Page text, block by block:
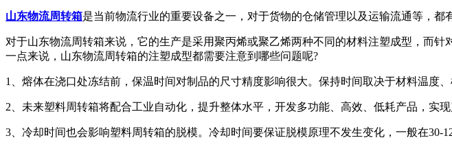
山东物流周转箱是当前物流行业的重要设备之一，对于货物的仓储管理以及运输流通等，都
对于山东物流周转箱来说，它的生产是采用聚丙烯或聚乙烯两种不同的材料注塑成型，而
一点来说，山东物流周转箱的注塑成型都需要注意到哪些问题呢?
1、熔体在浇口处冻结前，保温时间对制品的尺寸精度影响很大。保持时间取决于材料温度
2、未来塑料周转箱将配合工业自动化，提升整体水平，开发多功能、高效、低耗产品，实现
3、冷却时间也会影响塑料周转箱的脱模。冷却时间要保证脱模原理不发生变化，一般在30-